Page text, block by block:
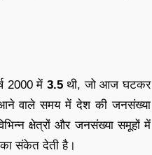
2000 में 3.5थी, जो आज घटकर
वाले समय में देश की जनसंख्या
क्षेत्रों और जनसंख्या समूहों में
संकेत देती है।